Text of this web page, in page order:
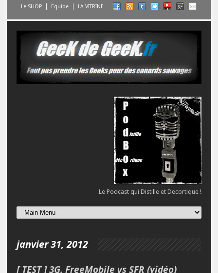
Le SHOP Equipe LA VITRINE
Le Podcast qui Distille et Decortique !
janvier 31, 2012
[ TEST ] 3G. FreeMobile vs SFR (vidéo)